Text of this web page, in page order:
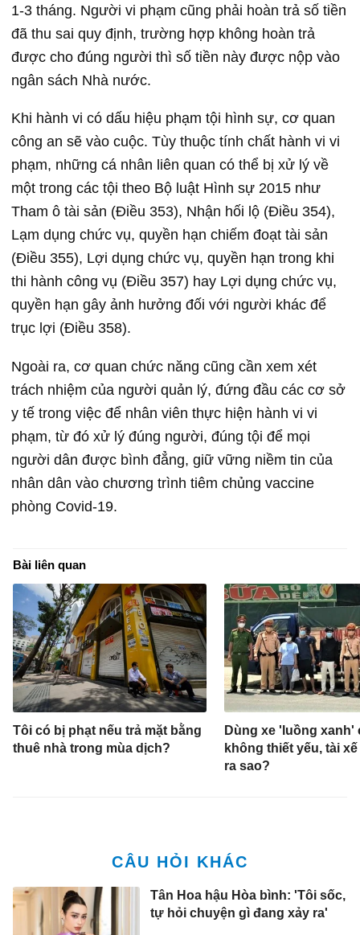
1-3 tháng. Người vi phạm cũng phải hoàn trả số tiền
đã thu sai quy định, trường hợp không hoàn trả
được cho đúng người thì số tiền này được nộp vào
ngân sách Nhà nước.
Khi hành vi có dấu hiệu phạm tội hình sự, cơ quan
công an sẽ vào cuộc. Tùy thuộc tính chất hành vi vi
phạm, những cá nhân liên quan có thể bị xử lý về
một trong các tội theo Bộ luật Hình sự 2015 như
Tham ô tài sản (Điều 353), Nhận hối lộ (Điều 354),
Lạm dụng chức vụ, quyền hạn chiếm đoạt tài sản
(Điều 355), Lợi dụng chức vụ, quyền hạn trong khi
thi hành công vụ (Điều 357) hay Lợi dụng chức vụ,
quyền hạn gây ảnh hưởng đối với người khác để
trục lợi (Điều 358).
Ngoài ra, cơ quan chức năng cũng cần xem xét
trách nhiệm của người quản lý, đứng đầu các cơ sở
y tế trong việc để nhân viên thực hiện hành vi vi
phạm, từ đó xử lý đúng người, đúng tội để mọi
người dân được bình đẳng, giữ vững niềm tin của
nhân dân vào chương trình tiêm chủng vaccine
phòng Covid-19.
Bài liên quan
Tôi có bị phạt nếu trả mặt bằng
thuê nhà trong mùa dịch?
Dùng xe 'luồng xanh'
không thiết yếu, tài
ra sao?
Tân Hoa hậu Hòa bình: 'Tôi sốc,
tự hỏi chuyện gì đang xảy ra'